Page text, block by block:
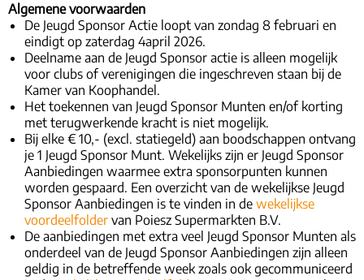
Algemene voorwaarden
De Jeugd Sponsor Actie loopt van zondag 8 februari en
eindigt op zaterdag 4april 2026.
Deelname aan de Jeugd Sponsor actie is alleen mogelijk
voor clubs of verenigingen die ingeschreven staan bij de
Kamer van Koophandel.
Het toekennen van Jeugd Sponsor Munten en/of korting
met terugwerkende kracht is niet mogelijk.
Bij elke € 10,- (excl. statiegeld) aan boodschappen ontvang
je 1 Jeugd Sponsor Munt. Wekelijks zijn er Jeugd Sponsor
Aanbiedingen waarmee extra sponsorpunten kunnen
worden gespaard. Een overzicht van de wekelijkse Jeugd
Sponsor Aanbiedingen is te vinden in de wekelijkse
voordeelfolder van Poiesz Supermarkten B.V.
De aanbiedingen met extra veel Jeugd Sponsor Munten als
onderdeel van de Jeugd Sponsor Aanbiedingen zijn alleen
geldig in de betreffende week zoals ook gecommuniceerd